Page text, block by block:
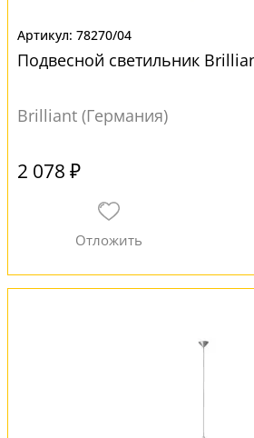
78270/04
Подвесной светильник
Brilliant (Германия)
2 078 ₽